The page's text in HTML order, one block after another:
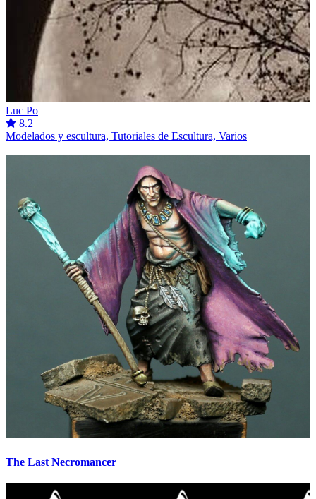
Luc Po
8.2
Modelados y escultura, Tutoriales de Escultura, Varios
The Last Necromancer